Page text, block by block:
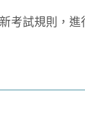
試規則，進